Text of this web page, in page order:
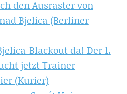
den Ausraster von
Bjelica (Berliner
Blackout da! Der 1.
jetzt Trainer
(Kurier)